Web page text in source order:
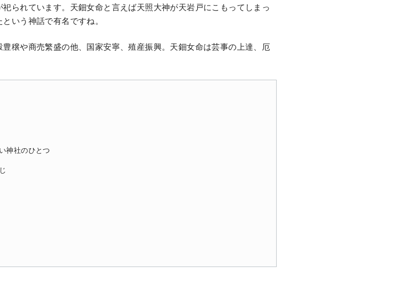
祀られています。天鈿女命と言えば天照大神が天岩戸にこもってしまっ
いう神話で有名ですね。
穣や商売繁盛の他、国家安寧、殖産振興。天鈿女命は芸事の上達、厄
神社のひとつ